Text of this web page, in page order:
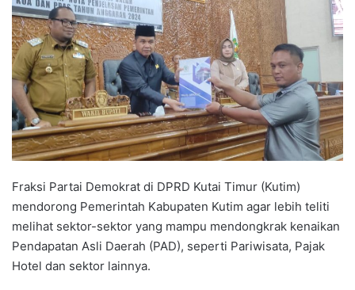
Fraksi Partai Demokrat di DPRD Kutai Timur (Kutim)
mendorong Pemerintah Kabupaten Kutim agar lebih teliti
melihat sektor-sektor yang mampu mendongkrak kenaikan
Pendapatan Asli Daerah (PAD), seperti Pariwisata, Pajak
Hotel dan sektor lainnya.